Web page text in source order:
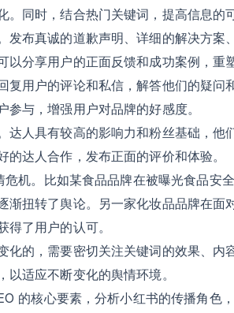
同时，结合热门关键词，提高信息的
布真诚的道歉声明、详细的解决方案
分享用户的正面反馈和成功案例，重
用户的评论和私信，解答他们的疑问
与，增强用户对品牌的好感度。
人具有较高的影响力和粉丝基础，他
达人合作，发布正面的评价和体验。
机。比如某食品品牌在被曝光食品安
扭转了舆论。另一家化妆品品牌在面
了用户的认可。
的，需要密切关注关键词的效果、内
适应不断变化的舆情环境。
的核心要素，分析小红书的传播角色